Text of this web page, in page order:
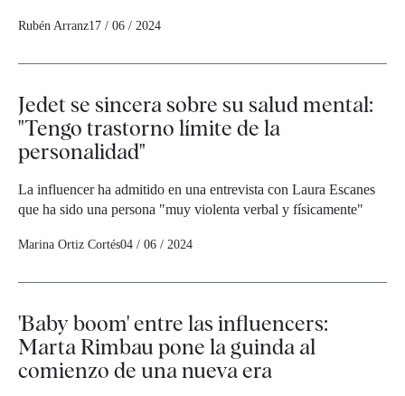
Rubén Arranz17 / 06 / 2024
Jedet se sincera sobre su salud mental:
"Tengo trastorno límite de la
personalidad"
La influencer ha admitido en una entrevista con Laura Escanes
que ha sido una persona "muy violenta verbal y físicamente"
Marina Ortiz Cortés04 / 06 / 2024
'Baby boom' entre las influencers:
Marta Rimbau pone la guinda al
comienzo de una nueva era